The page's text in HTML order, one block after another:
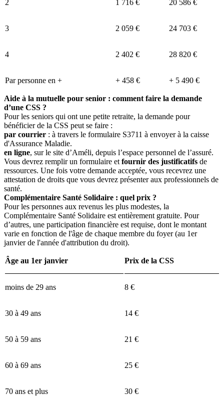
2 1 716 € 20 586 €
3 2 059 € 24 703 €
4 2 402 € 28 820 €
Par personne en + + 458 € + 5 490 €
Aide à la mutuelle pour senior : comment faire la demande
d’une CSS ?
Pour les seniors qui ont une petite retraite, la demande pour
bénéficier de la CSS peut se faire :
par courrier : à travers le formulaire S3711 à envoyer à la caisse
d'Assurance Maladie.
en ligne, sur le site d’Améli, depuis l’espace personnel de l’assuré.
Vous devrez remplir un formulaire et fournir des justificatifs de
ressources. Une fois votre demande acceptée, vous recevrez une
attestation de droits que vous devrez présenter aux professionnels de
santé.
Complémentaire Santé Solidaire : quel prix ?
Pour les personnes aux revenus les plus modestes, la
Complémentaire Santé Solidaire est entièrement gratuite. Pour
d’autres, une participation financière est requise, dont le montant
varie en fonction de l'âge de chaque membre du foyer (au 1er
janvier de l'année d'attribution du droit).
Âge au 1er janvier Prix de la CSS
moins de 29 ans 8 €
30 à 49 ans 14 €
50 à 59 ans 21 €
60 à 69 ans 25 €
70 ans et plus 30 €